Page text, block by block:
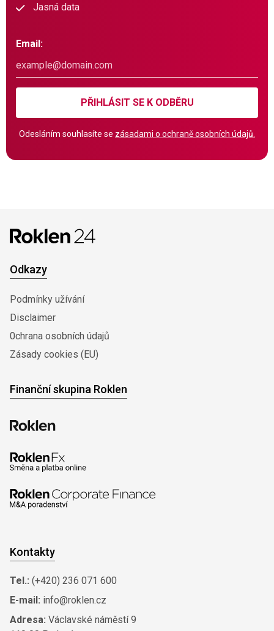
Jasná data
Email:
PŘIHLÁSIT SE K ODBĚRU
Odesláním souhlasíte se zásadami o ochraně osobních údajů.
Odkazy
Podmínky užívání
Disclaimer
0chrana osobních údajů
Zásady cookies (EU)
Finanční skupina Roklen
Kontakty
Tel.: (+420) 236 071 600
E-mail: info@roklen.cz
Adresa: Václavské náměstí 9